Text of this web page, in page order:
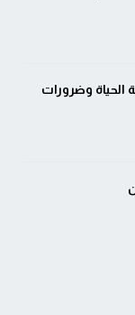
الحياة وضرورات